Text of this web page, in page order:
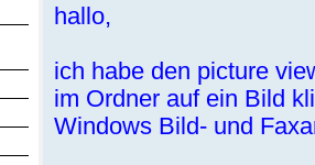
hallo,
ich habe den picture
im Ordner auf ein Bild
Windows Bild- und